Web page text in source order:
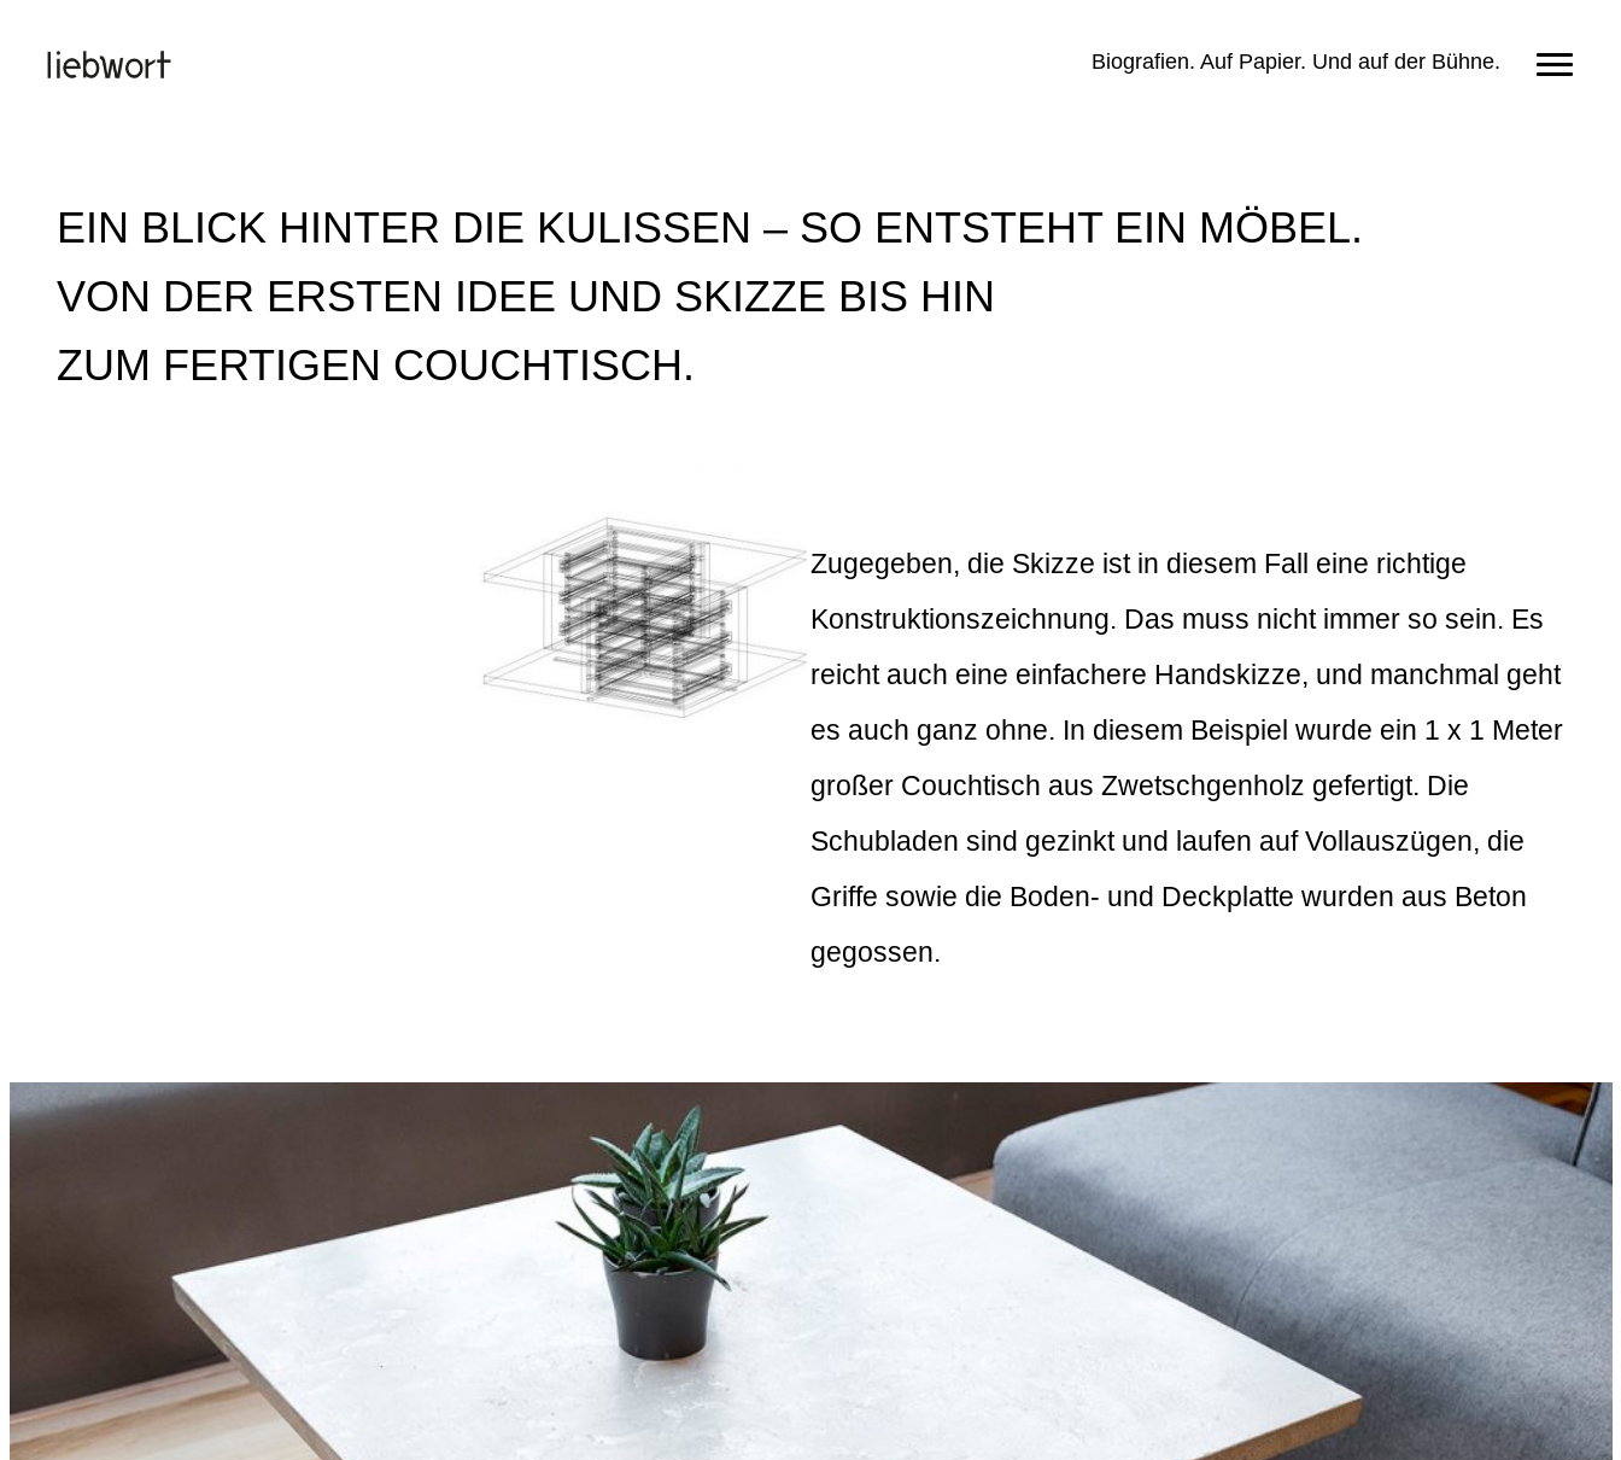
Zum
Biografien. Auf Papier. Und auf der Bühne.
EIN BLICK HINTER DIE KULISSEN – SO ENTSTEHT EIN MÖBEL.
VON DER ERSTEN IDEE UND SKIZZE BIS HIN
ZUM FERTIGEN COUCHTISCH.
Zugegeben, die Skizze ist in diesem Fall eine richtige
Konstruktionszeichnung. Das muss nicht immer so sein. Es
reicht auch eine einfachere Handskizze, und manchmal geht
es auch ganz ohne. In diesem Beispiel wurde ein 1 x 1 Meter
großer Couchtisch aus Zwetschgenholz gefertigt. Die
Schubladen sind gezinkt und laufen auf Vollauszügen, die
Griffe sowie die Boden- und Deckplatte wurden aus Beton
gegossen.